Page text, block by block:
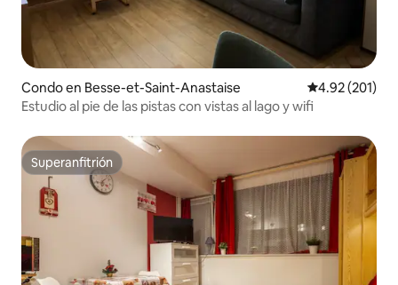
Condo en Besse-et-Saint-Anastaise Calificación
4.92 (201)
Estudio al pie de las pistas con vistas al lago y wifi
Superanfitrión
Superanfitrión